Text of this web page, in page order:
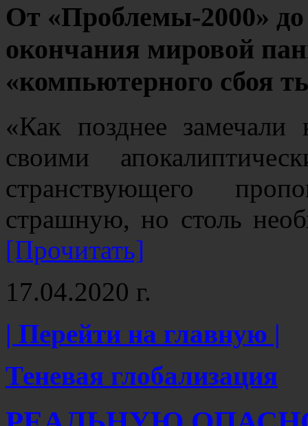
От «Проблемы-2000»
окончания мировой
«компьютерного сбоя
«Как позднее
своими
странствующего
страшную, но столь
[Прочитать]
17.04.2020 г.
| Перейти на главную |
Теневая глобализация